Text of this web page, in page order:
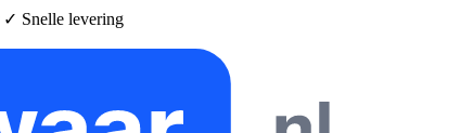
✓ Snelle levering